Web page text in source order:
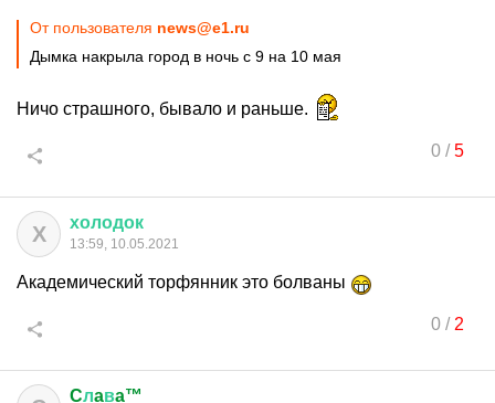
От пользователя news@e1.ru
Дымка накрыла город в ночь с 9 на 10 мая
Ничо страшного, бывало и раньше.
0/5
Х холодок
13:59, 10.05.2021
Академический торфянник это болваны
0/ 2
Cлaвa™